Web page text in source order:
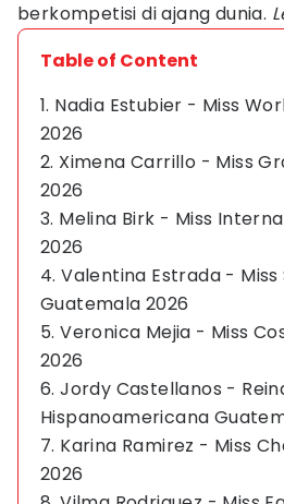
berkompetisi di ajang dunia.
Table of Content
1. Nadia Estubier - Miss
2026
2. Ximena Carrillo - Miss
2026
3. Melina Birk - Miss
2026
4. Valentina Estrada -
Guatemala 2026
5. Veronica Mejia - Miss
2026
6. Jordy Castellanos -
Hispanoamericana
7. Karina Ramirez - Miss
2026